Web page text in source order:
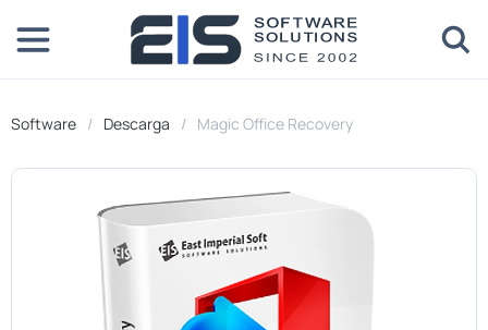
Software Descarga Magic Office Recovery